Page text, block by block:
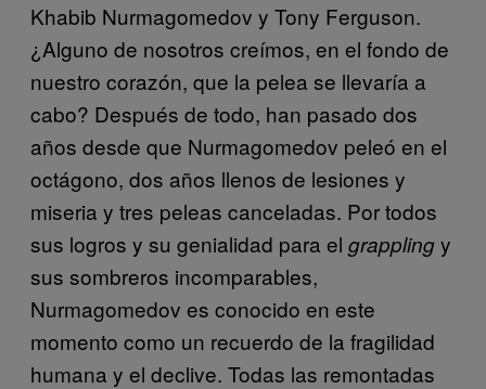
Khabib Nurmagomedov y Tony Ferguson.
¿Alguno de nosotros creímos, en el fondo de
nuestro corazón, que la pelea se llevaría a
cabo? Después de todo, han pasado dos
años desde que Nurmagomedov peleó en el
octágono, dos años llenos de lesiones y
miseria y tres peleas canceladas. Por todos
sus logros y su genialidad para el grapplingy
sus sombreros incomparables,
Nurmagomedov es conocido en este
momento como un recuerdo de la fragilidad
humana y el declive. Todas las remontadas